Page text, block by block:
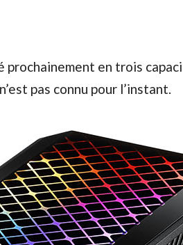
prochainement en trois
pas connu pour l’instant.